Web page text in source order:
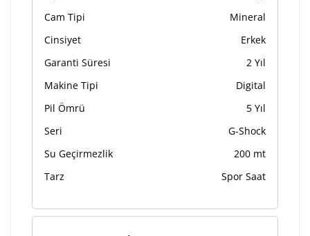
Cam Tipi
Mineral
Cinsiyet
Erkek
Garanti Süresi
2 Yıl
Makine Tipi
Digital
Pil Ömrü
5 Yıl
Seri
G-Shock
Su Geçirmezlik
200 mt
Tarz
Spor Saat